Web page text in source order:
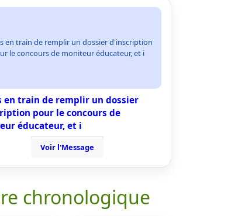
en train de remplir un dossier d'inscription
le concours de moniteur éducateur, et i
en train de remplir un dossier
pour le concours de
éducateur, et i
Voir l'Message
chronologique